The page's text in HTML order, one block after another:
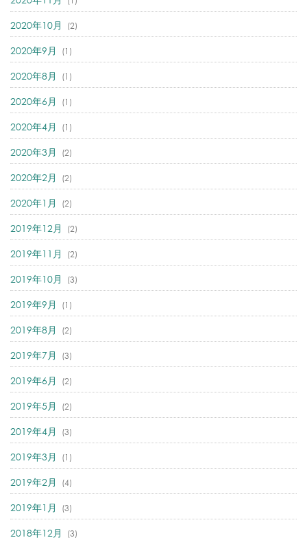
2020年10月 (2)
2020年9月 (1)
2020年8月 (1)
2020年6月 (1)
2020年4月 (1)
2020年3月 (2)
2020年2月 (2)
2020年1月 (2)
2019年12月 (2)
2019年11月 (2)
2019年10月 (3)
2019年9月 (1)
2019年8月 (2)
2019年7月 (3)
2019年6月 (2)
2019年5月 (2)
2019年4月 (3)
2019年3月 (1)
2019年2月 (4)
2019年1月 (3)
2018年12月 (3)